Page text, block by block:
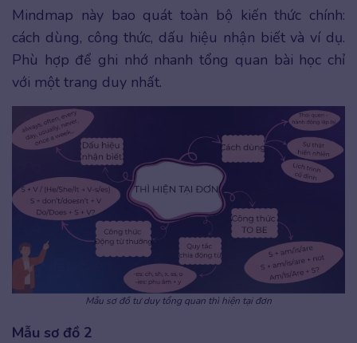
Mindmap này bao quát toàn bộ kiến thức chính:
cách dùng, công thức, dấu hiệu nhận biết và ví dụ.
Phù hợp để ghi nhớ nhanh tổng quan bài học chỉ
với một trang duy nhất.
Mẫu sơ đồ tư duy tổng quan thì hiện tại đơn
Mẫu sơ đồ 2